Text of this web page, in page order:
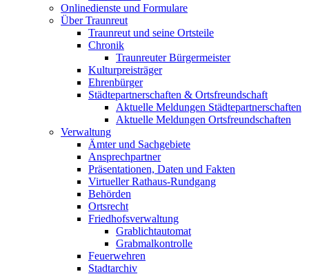
Onlinedienste und Formulare
Über Traunreut
Traunreut und seine Ortsteile
Chronik
Traunreuter Bürgermeister
Kulturpreisträger
Ehrenbürger
Städtepartnerschaften & Ortsfreundschaft
Aktuelle Meldungen Städtepartnerschaften
Aktuelle Meldungen Ortsfreundschaften
Verwaltung
Ämter und Sachgebiete
Ansprechpartner
Präsentationen, Daten und Fakten
Virtueller Rathaus-Rundgang
Behörden
Ortsrecht
Friedhofsverwaltung
Grablichtautomat
Grabmalkontrolle
Feuerwehren
Stadtarchiv